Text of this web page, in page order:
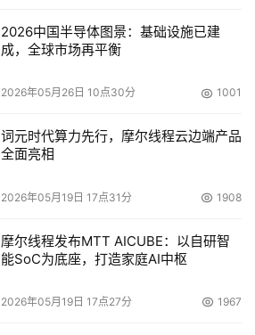
2026中国半导体图景：基础设施已建
成，全球市场再平衡
2026年05月26日 10点30分 1001
词元时代算力先行，摩尔线程云边端产品
全面亮相
2026年05月19日 17点31分 1908
摩尔线程发布MTT AICUBE：以自研智
能SoC为底座，打造家庭AI中枢
2026年05月19日 17点27分 1967